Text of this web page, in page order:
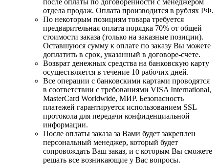
после оплаты по договоренности с менеджером
отдела продаж. Оплата производится в рублях РФ.
По некоторым позициям товара требуется
предварительная оплата порядка 70% от общей
стоимости заказа (только на заказные позиции).
Оставшуюся сумму к оплате по заказу Вы можете
доплатить в срок, указанный в договоре-счете.
Возврат денежных средства на банковскую карту
осуществляется в течение 10 рабочих дней.
Все операции с банковскими картами проводятся
в соответствии с требованиями VISA International,
MasterCard Worldwide, МИР. Безопасность
платежей гарантируется использованием SSL
протокола для передачи конфиденциальной
информации.
После оплаты заказа за Вами будет закреплен
персональный менеджер, который будет
сопровождать Ваш заказ, и с которым Вы сможете
решать все возникающие у Вас вопросы.